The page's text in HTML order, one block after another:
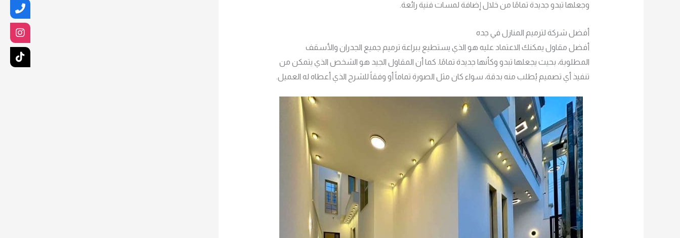
وجعلها تبدو جديدة تمامًا من خلال إضافة لمسات فنية رائعة.
أفضل شركة لترميم المنازل في جده
أفضل مقاول يمكنك الاعتماد عليه هو الذي يستطيع ببراعة ترميم جميع الجدران والأسقف
المطلوبة، بحيث يجعلها تبدو وكأنها جديدة تمامًا. كما أن المقاول الجيد هو الشخص الذي يتمكن من
تنفيذ أي تصميم يُطلب منه بدقة، سواء كان مثل الصورة تماماً أو وفقاً للشرح الذي أعطاه له العميل.